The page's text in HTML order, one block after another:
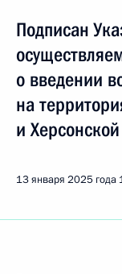
Подписан
о введении
на
и
13 января 2025 года